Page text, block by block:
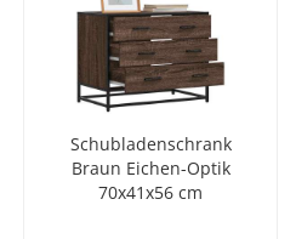
Schubladenschrank
Braun Eichen-Optik
70x41x56 cm